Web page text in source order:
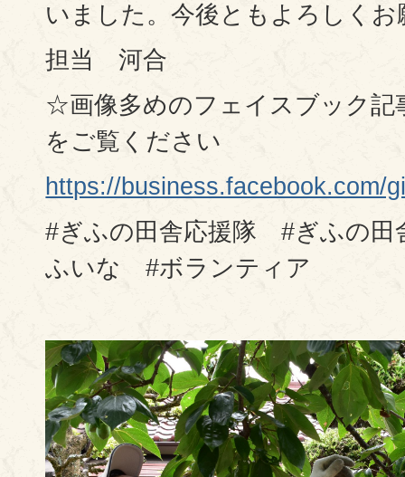
いました。今後ともよろしく
担当 河合
☆画像多めのフェイスブック記
をご覧ください
https://business.facebook.com/
#ぎふの田舎応援隊 #ぎふの
ふいな #ボランティア